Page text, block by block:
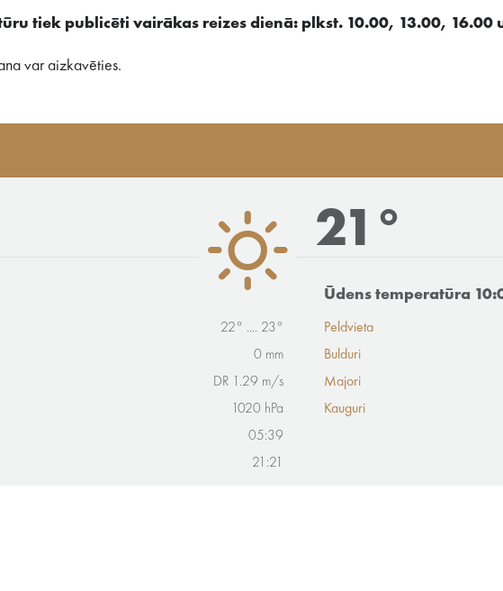
tiek publicēti vairākas reizes dienā: plkst. 10.00, 13.00, 16.00
var aizkavēties.
21°
22° .... 23°
0 mm
DR 1.29 m/s
1020 hPa
05:39
21:21
Ūdens temperatūra
Peldvieta
Bulduri
Majori
Kauguri